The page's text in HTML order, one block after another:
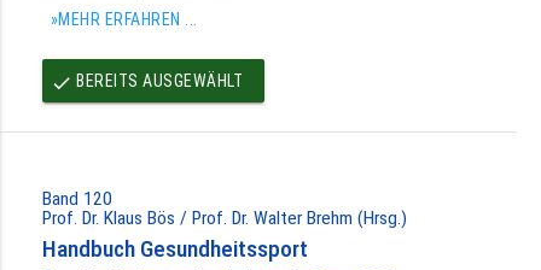
»MEHR ERFAHREN ...
done BEREITS AUSGEWÄHLT
Band 120
Prof. Dr. Klaus Bös / Prof. Dr. Walter Brehm (Hrsg.)
Handbuch Gesundheitssport